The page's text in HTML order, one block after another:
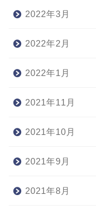
2022年3月
2022年2月
2022年1月
2021年11月
2021年10月
2021年9月
2021年8月